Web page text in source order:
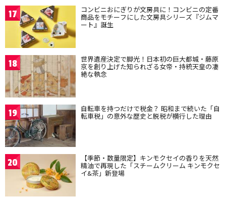
17 コンビニおにぎりが文房具に！コンビニの定番
商品をモチーフにした文房具シリーズ『ジムマ
ート』誕生
18 世界遺産決定で脚光！日本初の巨大都城・藤原
京を創り上げた知られざる女帝・持統天皇の凄
絶な執念
19 自転車を持つだけで税金？ 昭和まで続いた「自
転車税」の意外な歴史と脱税が横行した理由
20 【季節・数量限定】キンモクセイの香りを天然
精油で再現した「スチームクリーム キンモクセ
イ&茶」新登場